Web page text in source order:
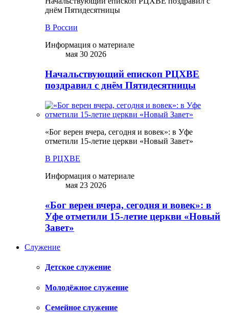
днём Пятидесятницы
В России
Информация о материале
мая 30 2026
Начальствующий епископ РЦХВЕ
поздравил с днём Пятидесятницы
«Бог верен вчера, сегодня и вовек»: в Уфе
отметили 15-летие церкви «Новый Завет»
В РЦХВЕ
Информация о материале
мая 23 2026
«Бог верен вчера, сегодня и вовек»: в
Уфе отметили 15-летие церкви «Новый
Завет»
Служение
Детское служение
Молодёжное служение
Семейное служение